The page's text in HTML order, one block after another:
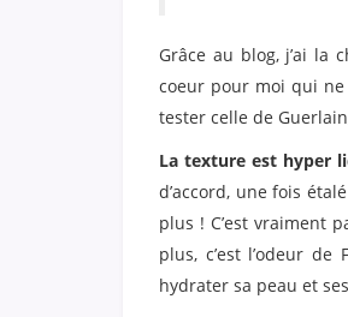
Grâce au blog, j’ai la
coeur pour moi qui ne
tester celle de
La texture est hyper
d’accord, une fois
plus ! C’est vraiment
plus, c’est l’odeur
hydrater sa peau et